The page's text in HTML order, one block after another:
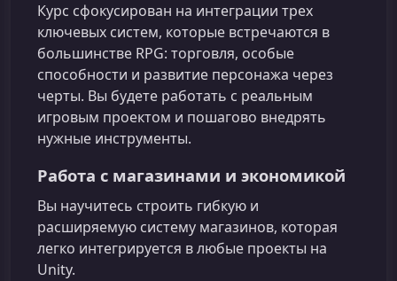
Курс сфокусирован на интеграции трех
ключевых систем, которые встречаются в
большинстве RPG: торговля, особые
способности и развитие персонажа через
черты. Вы будете работать с реальным
игровым проектом и пошагово внедрять
нужные инструменты.
Работа с магазинами и экономикой
Вы научитесь строить гибкую и
расширяемую систему магазинов, которая
легко интегрируется в любые проекты на
Unity.